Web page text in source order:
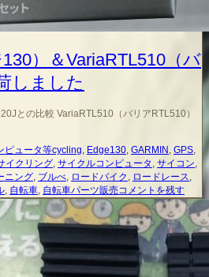
）＆VariaRTL510（バ
しました
との比較 VariaRTL510（バリアRTL510）
ピュータ等タ
グ
cycling, Edge130, GARMIN , GPS,
イクリング, サイクルコンピュータ , サイコン,
ニング, ブルべ, ロードバイク , ロードレース,
, 自転車, 自転車パーツ販売Edge130（エ
ッ
ジ
130）
＆
VariaRTL510（バ
リ
コメントを残す